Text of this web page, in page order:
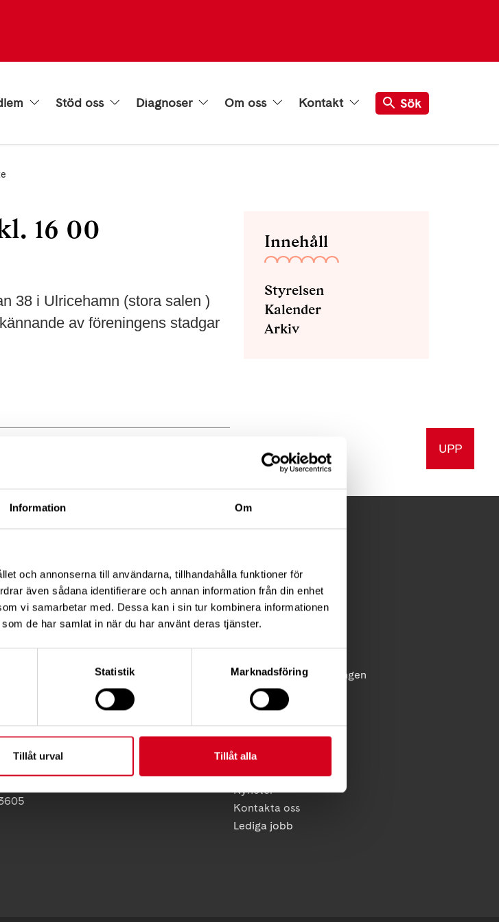
Information Om
och annonserna till användarna, tillhandahålla funktioner för
även sådana identifierare och annan information från din enhet
vi samarbetar med. Dessa kan i sin tur kombinera informationen
de har samlat in när du har använt deras tjänster.
Statistik Marknadsföring
Tillåt urval Tillåt alla
Stöd oss Diagnoser Om oss Kontakt Sök
16 00
38 i Ulricehamn (stora salen )
av föreningens stadgar
Innehåll
Styrelsen
Kalender
Arkiv
UPP
FÖRDJUPNING
Vårt arbete
Så tycker vi
Neuroförbundets integritetspolicy
Giva Sveriges kvalitetskod
FÖR MEDLEMMAR
Förening
Diagnosstöd
Reflex - medlemstidningen
Diagnosnytt
HITTA SNABBT
Kalender
Nyheter
Kontakta oss
Lediga jobb